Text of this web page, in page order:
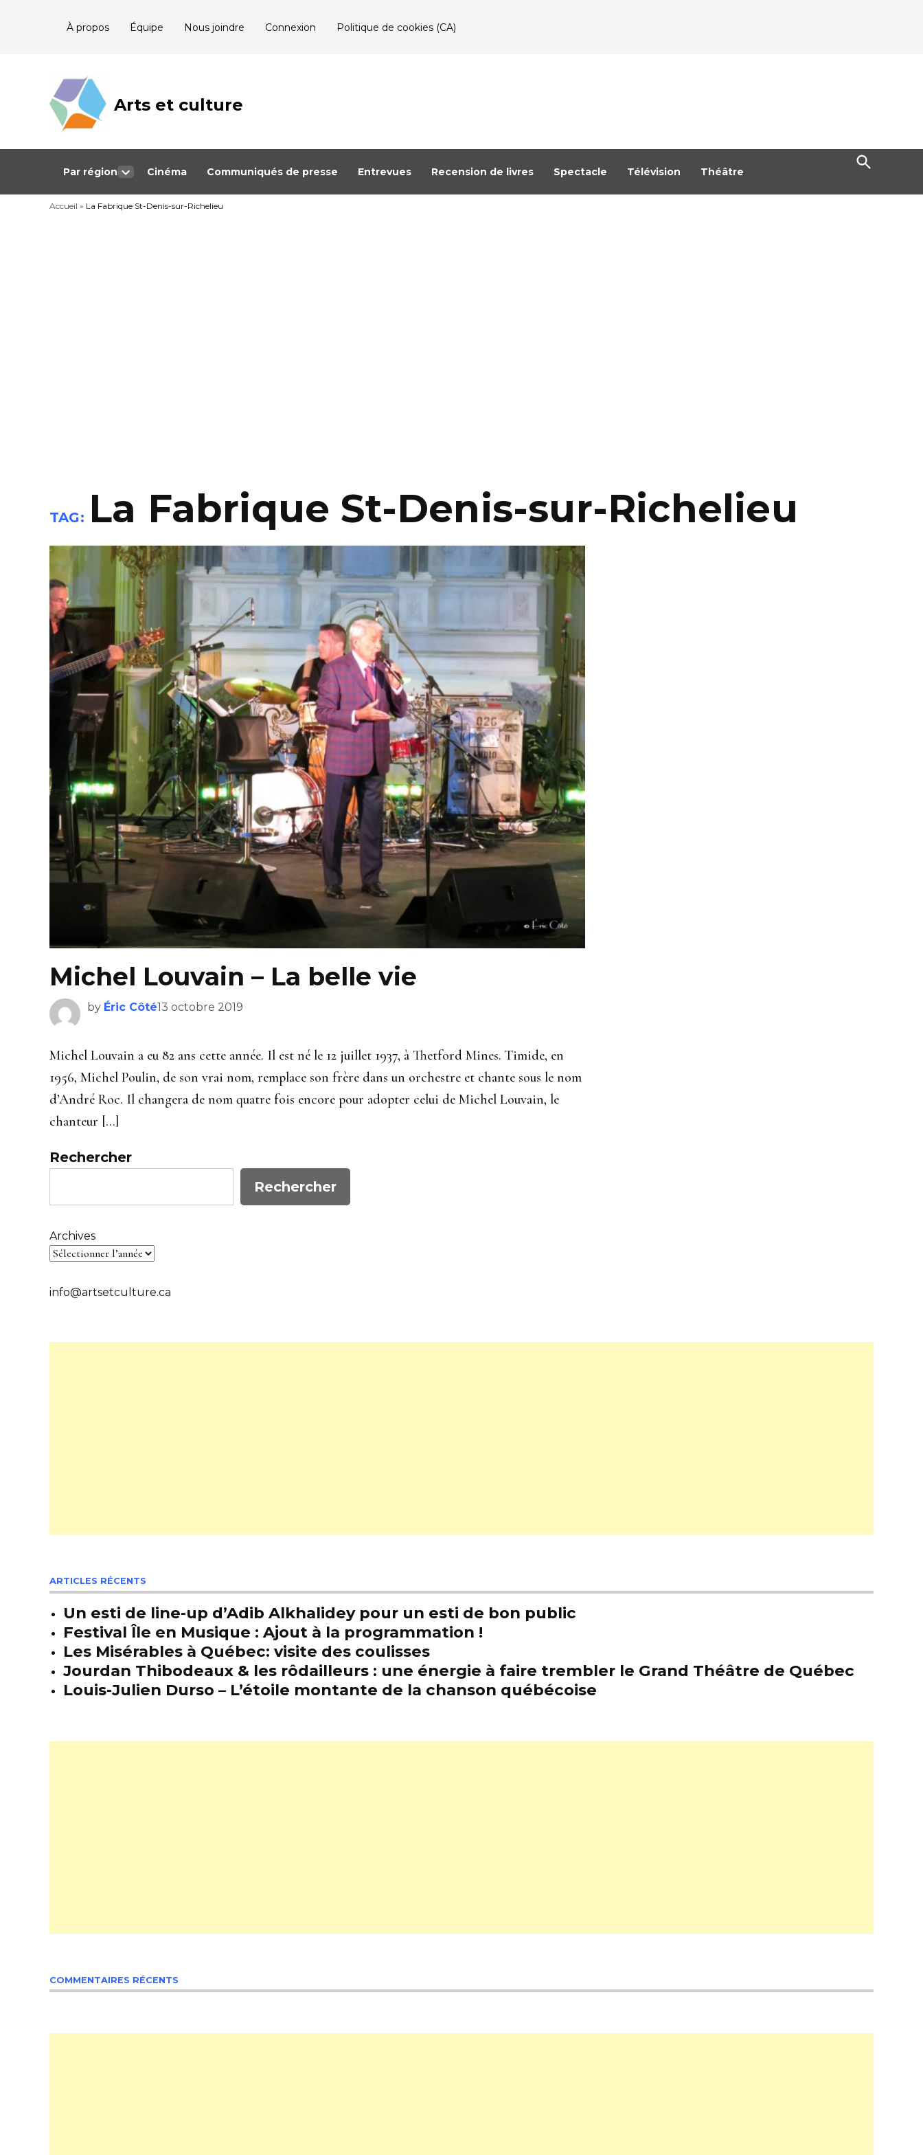
À propos Équipe Nous joindre Connexion Politique de cookies (CA)
Arts et culture
Journalisme
Québec
Par région
dropdown
menu
Cinéma Communiqués de presse Entrevues Recension de livres Spectacle Télévision Théâtre
Open
Search
Accueil » La Fabrique St-Denis-sur-Richelieu
TAG: La Fabrique St-Denis-sur-Richelieu
Michel Louvain – La belle vie
by Éric Côté13 octobre 2019
Michel Louvain a eu 82 ans cette année. Il est né le 12 juillet 1937, à Thetford Mines. Timide, en
1956, Michel Poulin, de son vrai nom, remplace son frère dans un orchestre et chante sous le nom
d’André Roc. Il changera de nom quatre fois encore pour adopter celui de Michel Louvain, le
chanteur […]
Rechercher
Rechercher
Archives
info@artsetculture.ca
ARTICLES RÉCENTS
Un esti de line-up d’Adib Alkhalidey pour un esti de bon public
Festival Île en Musique : Ajout à la programmation !
Les Misérables à Québec: visite des coulisses
Jourdan Thibodeaux & les rôdailleurs : une énergie à faire trembler le Grand Théâtre de Québec
Louis-Julien Durso – L’étoile montante de la chanson québécoise
COMMENTAIRES RÉCENTS